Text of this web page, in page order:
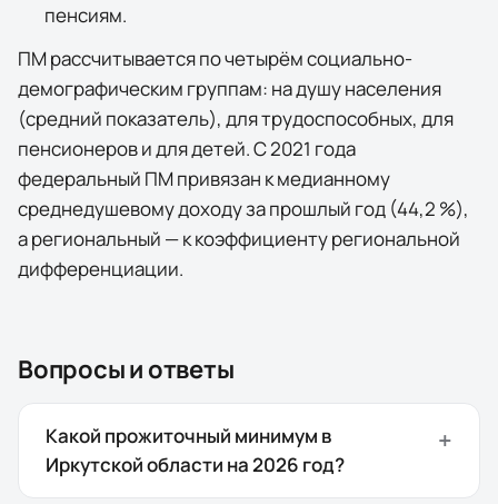
пенсиям.
ПМ рассчитывается по четырём социально-
демографическим группам: на душу населения
(средний показатель), для трудоспособных, для
пенсионеров и для детей. С 2021 года
федеральный ПМ привязан к медианному
среднедушевому доходу за прошлый год (44,2 %),
а региональный — к коэффициенту региональной
дифференциации.
Вопросы и ответы
Какой прожиточный минимум в
Иркутской области на 2026 год?